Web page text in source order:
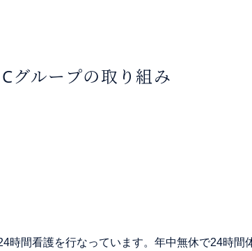
グループの取り組み
時間看護を行なっています。年中無休で24時間